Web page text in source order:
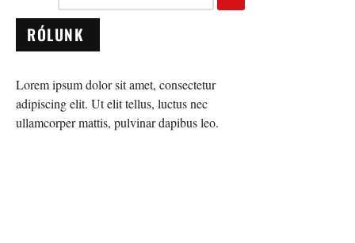
RÓLUNK
Lorem ipsum dolor sit amet, consectetur
adipiscing elit. Ut elit tellus, luctus nec
ullamcorper mattis, pulvinar dapibus leo.